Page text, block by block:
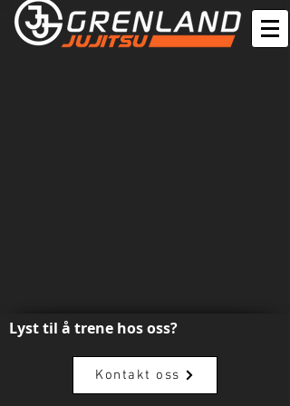
Lyst til å trene hos oss?
Kontakt oss